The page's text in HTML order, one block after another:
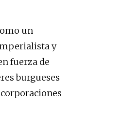
un
y
fuerza de
burgueses